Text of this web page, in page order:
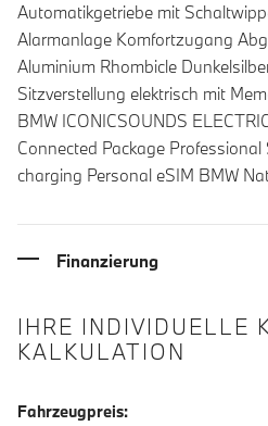
Automatikgetriebe mit
Alarmanlage Komfortzugang
Aluminium Rhombicle
Sitzverstellung elektrisch mit
BMW ICONICSOUNDS
Connected Package
charging Personal eSIM BMW
Finanzierung
IHRE INDIVIDUELLE
KALKULATION
Fahrzeugpreis: